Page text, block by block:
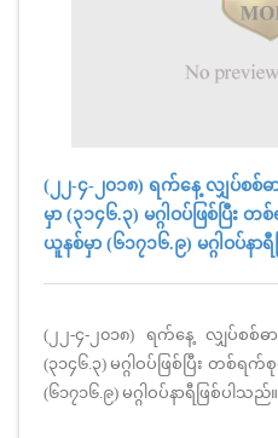
(၂၂-၄-၂၀၁၈) ရက်နေ့ လျှပ်စ
မှာ (၃၁၄၆.၃) မဂ္ဂါဝပ်ဖြစ်ပ
ယူနစ်မှာ (၆၁၇၁၆.၉) မဂ္ဂါဝပ်နာ
(၂၂-၄-၂၀၁၈) ရက်နေ့ လျှပ်စ
(၃၁၄၆.၃) မဂ္ဂါဝပ်ဖြစ်ပြီး တ
(၆၁၇၁၆.၉) မဂ္ဂါဝပ်နာရီဖြစ်ပါသည်။